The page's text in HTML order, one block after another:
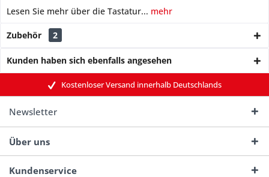
Lesen Sie mehr über die Tastatur... mehr
Zubehör 2
Kunden haben sich ebenfalls angesehen
Kostenloser Versand innerhalb Deutschlands
Newsletter
Über uns
Kundenservice